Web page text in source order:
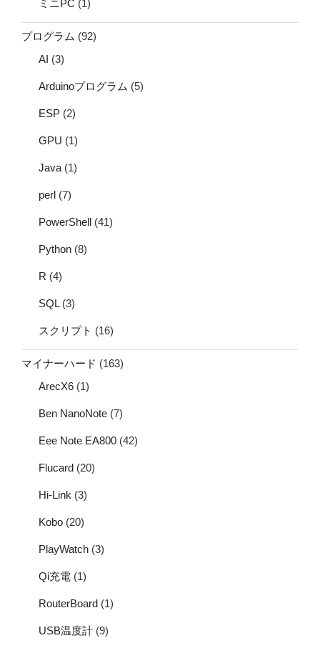
ミニPC (1)
プログラム (92)
AI (3)
Arduinoプログラム (5)
ESP (2)
GPU (1)
Java (1)
perl (7)
PowerShell (41)
Python (8)
R (4)
SQL(3)
スクリプト (16)
マイナーハード (163)
ArecX6 (1)
Ben NanoNote (7)
Eee Note EA800 (42)
Flucard (20)
Hi-Link (3)
Kobo (20)
PlayWatch (3)
Qi充電 (1)
RouterBoard (1)
USB温度計 (9)